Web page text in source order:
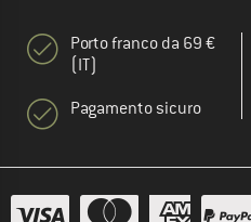
Porto franco da 69 €
(IT)
Pagamento sicuro